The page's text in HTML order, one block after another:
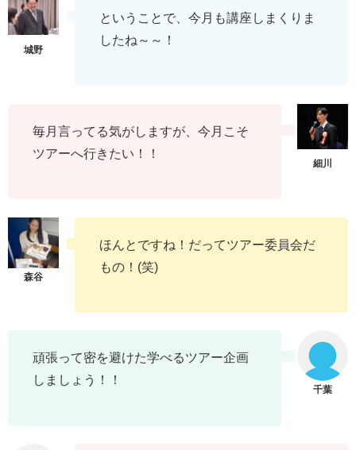
ということで、今月も講座しまくりま
したね～～！
毎月言ってる気がしますが、今月こそ
ツアーへ行きたい！！
ほんとですね！だってツアー委員会だ
もの！(笑)
頑張って密を避けた学べるツアー企画
しましょう！！